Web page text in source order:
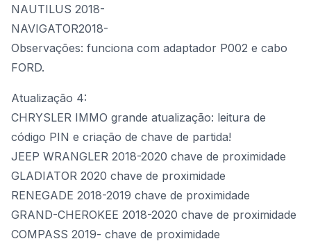
NAUTILUS 2018-
NAVIGATOR2018-
Observações: funciona com adaptador P002 e cabo
FORD.
Atualização 4:
CHRYSLER IMMO grande atualização: leitura de
código PIN e criação de chave de partida!
JEEP WRANGLER 2018-2020 chave de proximidade
GLADIATOR 2020 chave de proximidade
RENEGADE 2018-2019 chave de proximidade
GRAND-CHEROKEE 2018-2020 chave de proximidade
COMPASS 2019- chave de proximidade